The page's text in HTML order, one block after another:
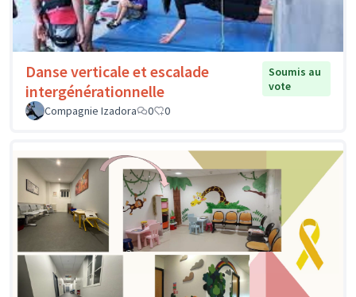
Danse verticale et escalade
intergénérationnelle
Soumis au
vote
Compagnie Izadora
0 0